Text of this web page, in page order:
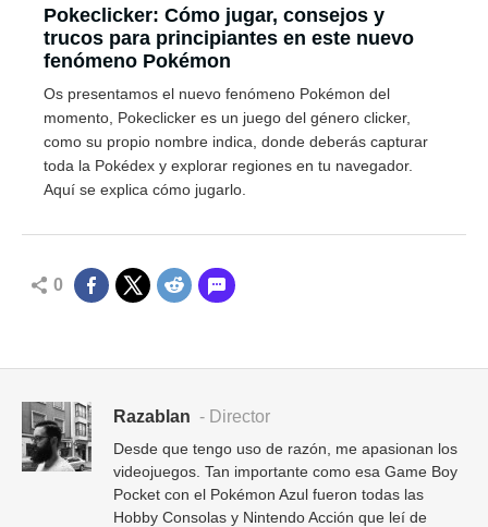
Pokeclicker: Cómo jugar, consejos y
trucos para principiantes en este nuevo
fenómeno Pokémon
Os presentamos el nuevo fenómeno Pokémon del
momento, Pokeclicker es un juego del género clicker,
como su propio nombre indica, donde deberás capturar
toda la Pokédex y explorar regiones en tu navegador.
Aquí se explica cómo jugarlo.
0
Razablan - Director
Desde que tengo uso de razón, me apasionan los
videojuegos. Tan importante como esa Game Boy
Pocket con el Pokémon Azul fueron todas las
Hobby Consolas y Nintendo Acción que leí de